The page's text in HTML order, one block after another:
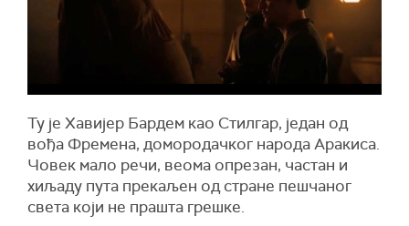
Ту је Хавијер Бардем као Стилгар, један од
вођа Фремена, домородачког народа Аракиса.
Човек мало речи, веома опрезан, частан и
хиљаду пута прекаљен од стране пешчаног
света који не прашта грешке.